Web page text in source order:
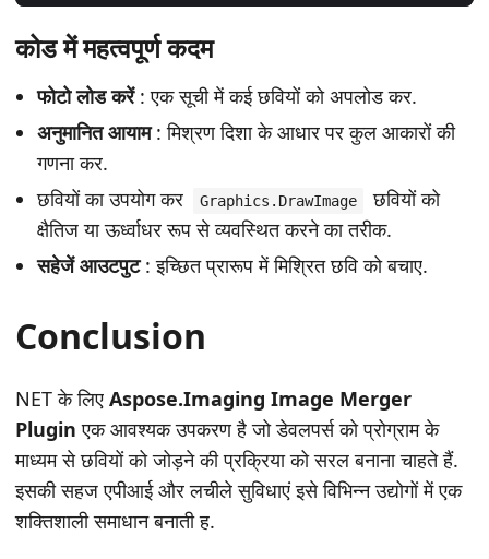
कोड में महत्वपूर्ण कदम
फोटो लोड करें: एक सूची में कई छवियों को अपलोड कर.
अनुमानित आयाम: मिश्रण दिशा के आधार पर कुल आकारों की
गणना कर.
छवियों का उपयोग कर
Graphics.DrawImage
छवियों को
क्षैतिज या ऊर्ध्वाधर रूप से व्यवस्थित करने का तरीक.
सहेजें आउटपुट: इच्छित प्रारूप में मिश्रित छवि को बचाए.
Conclusion
NET के लिए Aspose.Imaging Image Merger
Plugin एक आवश्यक उपकरण है जो डेवलपर्स को प्रोग्राम के
माध्यम से छवियों को जोड़ने की प्रक्रिया को सरल बनाना चाहते हैं.
इसकी सहज एपीआई और लचीले सुविधाएं इसे विभिन्न उद्योगों में एक
शक्तिशाली समाधान बनाती ह.